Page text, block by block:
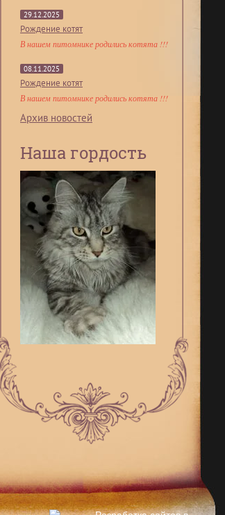
29.12.2025
Рождение котят
В нашем питомнике родились котята !!!
08.11.2025
Рождение котят
В нашем питомнике родились котята !!!
Архив новостей
Наша гордость